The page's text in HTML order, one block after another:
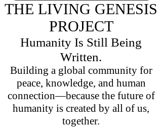
THE LIVING GENESIS
PROJECT
Humanity Is Still Being
Written.
Building a global community for
peace, knowledge, and human
connection—because the future of
humanity is created by all of us,
together.